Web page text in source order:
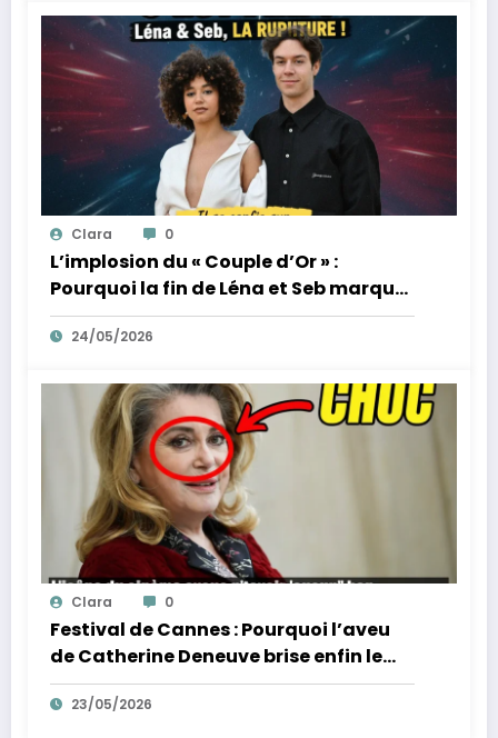
Clara 0
L’implosion du « Couple d’Or » :
Pourquoi la fin de Léna et Seb marque
la fin de l’innocence sur YouTube
24/05/2026
Clara 0
Festival de Cannes : Pourquoi l’aveu
de Catherine Deneuve brise enfin le
mythe de la Croisette
23/05/2026